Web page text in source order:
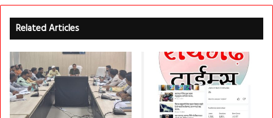
Related Articles